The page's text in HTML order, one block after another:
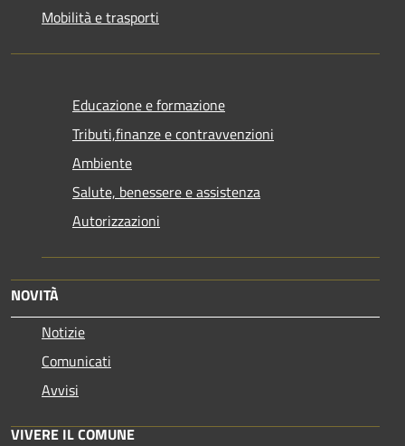
Mobilità e trasporti
Educazione e formazione
Tributi,finanze e contravvenzioni
Ambiente
Salute, benessere e assistenza
Autorizzazioni
NOVITÀ
Notizie
Comunicati
Avvisi
VIVERE IL COMUNE